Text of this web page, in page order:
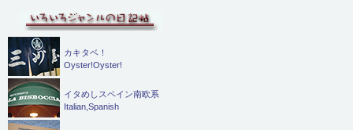
カキタベ！
Oyster!Oyster!
イタめしスペイン南欧系
Italian,Spanish